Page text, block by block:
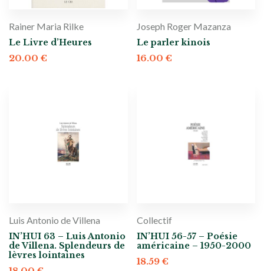
Rainer Maria Rilke
Le Livre d’Heures
20.00 €
Joseph Roger Mazanza
Le parler kinois
16.00 €
Luis Antonio de Villena
IN’HUI 63 – Luis Antonio
de Villena. Splendeurs de
lèvres lointaines
Collectif
IN’HUI 56-57 – Poésie
américaine – 1950-2000
18.59 €